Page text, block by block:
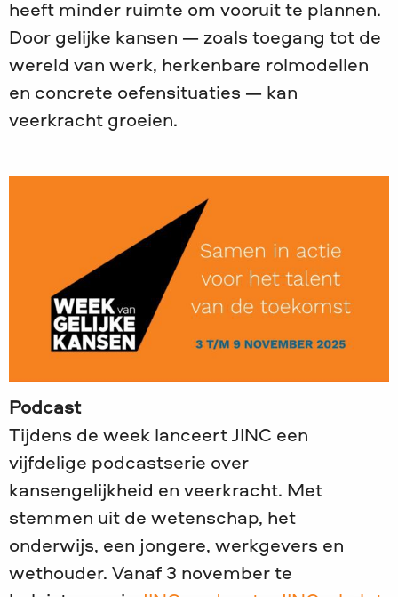
heeft minder ruimte om vooruit te plannen.
Door gelijke kansen — zoals toegang tot de
wereld van werk, herkenbare rolmodellen
en concrete oefensituaties — kan
veerkracht groeien.
Podcast
Tijdens de week lanceert JINC een
vijfdelige podcastserie over
kansengelijkheid en veerkracht. Met
stemmen uit de wetenschap, het
onderwijs, een jongere, werkgevers en
wethouder. Vanaf 3 november te